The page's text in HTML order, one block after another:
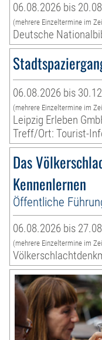
06.08.2026 bis
(mehrere Einzeltermine im
Deutsche
06.08.2026 bis
(mehrere Einzeltermine im
Leipzig Erleben
Treff/Ort: Tourist-
Das
Kennenlernen
Öffentliche
06.08.2026 bis
(mehrere Einzeltermine im